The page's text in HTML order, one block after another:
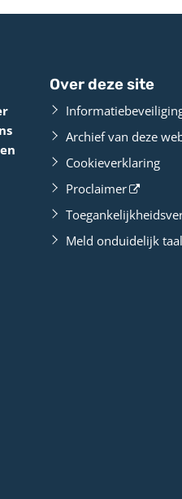
Over deze site
Archief van deze
Cookieverklaring
Proclaimer
Meld onduidelijk